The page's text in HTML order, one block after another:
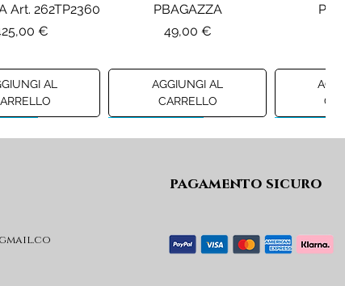
Art. 262TP2360
€
AL
PBAGAZZA
Prezzo
49,00 €
AGGIUNGI AL
CARRELLO
LIU JO MINIGONNA IN
LIU JO
pagamento sicuro